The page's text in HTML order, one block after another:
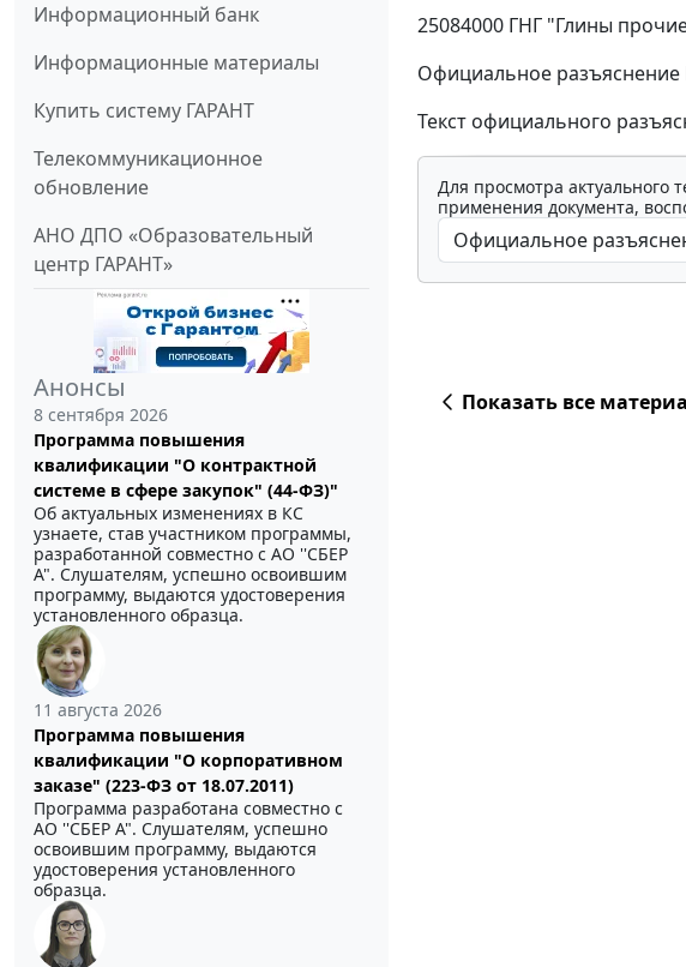
Информационный банк
Информационные материалы
Купить систему ГАРАНТ
Телекоммуникационное
обновление
АНО ДПО «Образовательный
центр ГАРАНТ»
Анонсы
8 сентября 2026
Программа повышения
квалификации "О контрактной
системе в сфере закупок" (44-ФЗ)"
Об актуальных изменениях в КС
узнаете, став участником программы,
разработанной совместно с АО ''СБЕР
А". Слушателям, успешно освоившим
программу, выдаются удостоверения
установленного образца.
11 августа 2026
Программа повышения
квалификации "О корпоративном
заказе" (223-ФЗ от 18.07.2011)
Программа разработана совместно с
АО ''СБЕР А". Слушателям, успешно
освоившим программу, выдаются
удостоверения установленного
образца.
25084000 ГНГ "Глины
Официальное разъяснение
Текст официального
Для просмотра актуального
применения документа,
Показать все